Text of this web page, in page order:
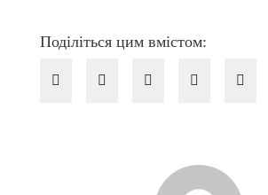
Поділіться цим вмістом: